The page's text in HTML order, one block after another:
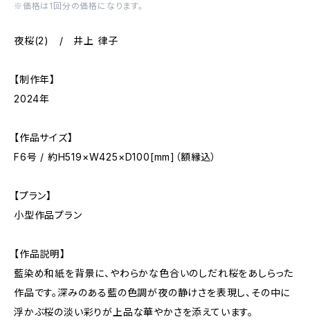
※価格は1回分の価格になります。
夜桜(2) / 井上 律子
【制作年】
2024年
【作品サイズ】
F6号 / 約H519×W425×D100[mm]（額縁込）
【プラン】
小型作品プラン
【作品説明】
藍染め和紙を背景に、やわらかな色合いのしだれ桜をあしらった
作品です。深みのある藍の色調が夜の静けさを表現し、その中に
浮かぶ桜の淡い彩りが上品な華やかさを添えています。